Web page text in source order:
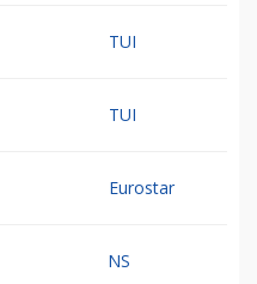
TUI
TUI
Eurostar
NS